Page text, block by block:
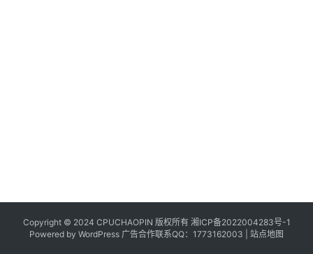
Copyright © 2024 CPUCHAOPIN 版权所有 湘ICP备2022004283号-1
Powered by WordPress 广告合作联系QQ：1773162003 | 站点地图